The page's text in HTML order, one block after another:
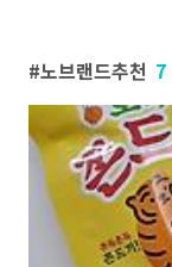
노브랜드추천 7